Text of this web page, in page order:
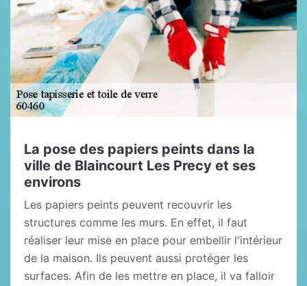
La pose des papiers peints dans la
ville de Blaincourt Les Precy et ses
environs
Les papiers peints peuvent recouvrir les
structures comme les murs. En effet, il faut
réaliser leur mise en place pour embellir l'intérieur
de la maison. Ils peuvent aussi protéger les
surfaces. Afin de les mettre en place, il va falloir